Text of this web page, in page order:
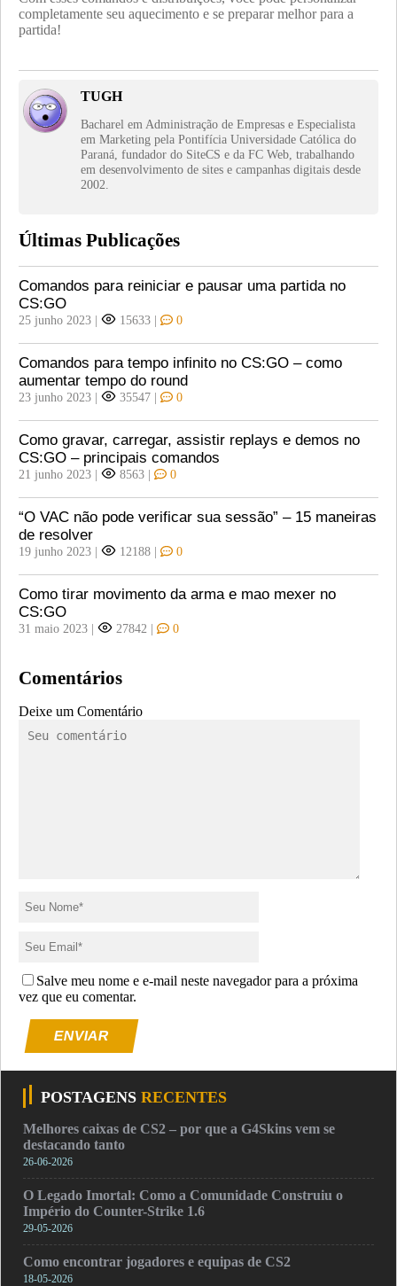
completamente seu aquecimento e se preparar melhor para a
partida!
TUGH
Bacharel em Administração de Empresas e Especialista
em Marketing pela Pontifícia Universidade Católica do
Paraná, fundador do SiteCS e da FC Web, trabalhando
em desenvolvimento de sites e campanhas digitais desde
2002.
Últimas Publicações
Comandos para reiniciar e pausar uma partida no
CS:GO
25 junho 2023 | 15633 | 0
Comandos para tempo infinito no CS:GO – como
aumentar tempo do round
23 junho 2023 | 35547 | 0
Como gravar, carregar, assistir replays e demos no
CS:GO – principais comandos
21 junho 2023 | 8563 | 0
“O VAC não pode verificar sua sessão” – 15 maneiras
de resolver
19 junho 2023 | 12188 | 0
Como tirar movimento da arma e mao mexer no
CS:GO
31 maio 2023 | 27842 | 0
Comentários
Deixe um Comentário
Salve meu nome e e-mail neste navegador para a próxima
vez que eu comentar.
ENVIAR
POSTAGENS RECENTES
Melhores caixas de CS2 – por que a G4Skins vem se
destacando tanto
26-06-2026
O Legado Imortal: Como a Comunidade Construiu o
Império do Counter-Strike 1.6
29-05-2026
Como encontrar jogadores e equipas de CS2
18-05-2026